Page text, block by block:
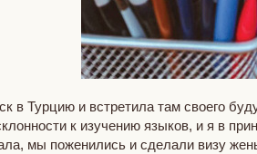
в Турцию и встретила там своего
к изучению языков, и я в
мы поженились и сделали визу